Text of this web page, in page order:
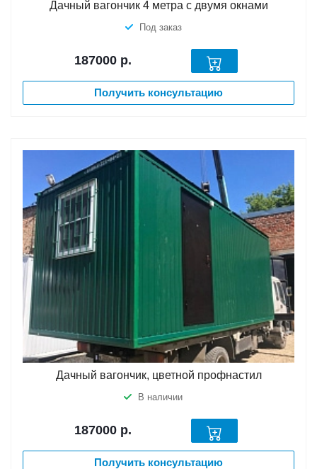
Дачный вагончик 4 метра с двумя окнами
Под заказ
187000 р.
Получить консультацию
Дачный вагончик, цветной профнастил
В наличии
187000 р.
Получить консультацию